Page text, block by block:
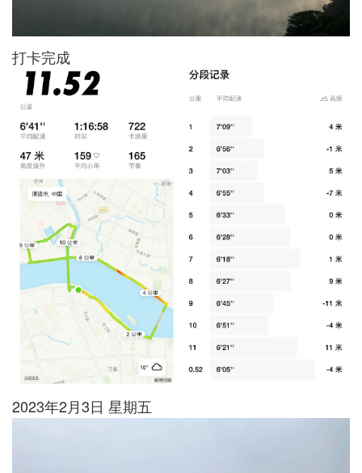
打卡完成
2023年2月3日 星期五